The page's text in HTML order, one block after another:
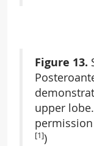
Figure 13.
upper
permission
[1])